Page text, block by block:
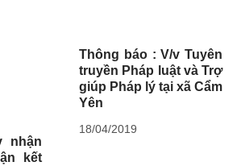
nhận
kết
Thông báo : V/v Tuyên
truyền Pháp luật và Trợ
giúp Pháp lý tại xã Cẩm
Yên
18/04/2019